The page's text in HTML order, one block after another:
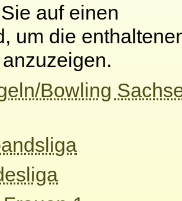
auf einen
um die
Bowling